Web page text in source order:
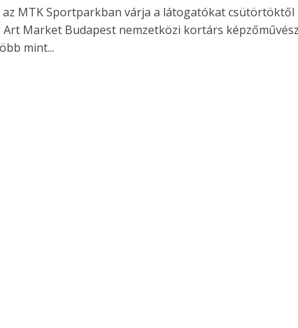
az MTK Sportparkban várja a látogatókat csütörtöktől
Art Market Budapest nemzetközi kortárs
mint...